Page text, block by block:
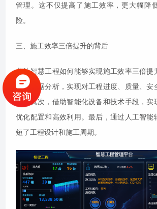
管理。这不仅提高了施工效率，更大幅降
险。
三、施工效率三倍提升的背后
北斗智慧工程如何能够实现施工效率三倍提
准的数据分析，实现对工程进度、质量、安
警。其次，借助智能化设备和技术手段，实
优化配置和高效利用。最后，通过人工智能
短了工程设计和施工周期。